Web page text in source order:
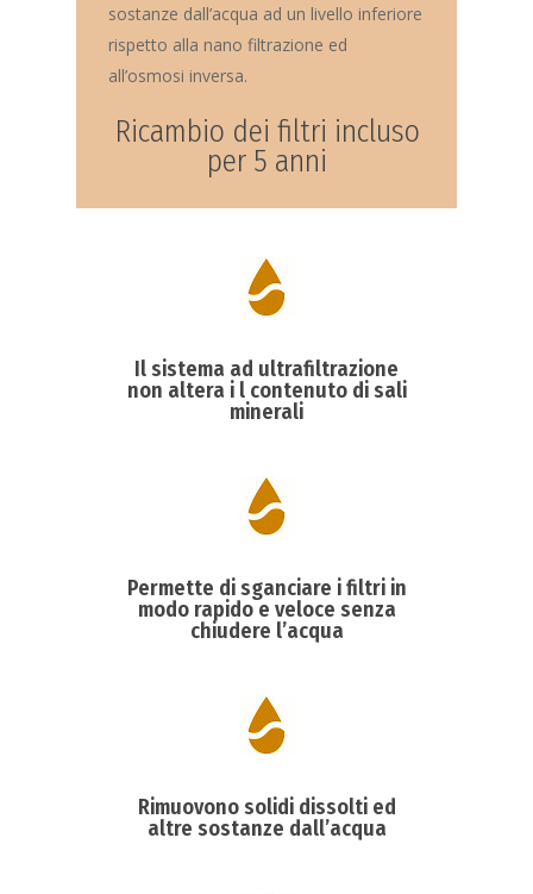
sostanze dall’acqua ad un livello inferiore
rispetto alla nano filtrazione ed
all’osmosi inversa.
Ricambio dei filtri incluso
per 5 anni
Il sistema ad ultrafiltrazione
non altera i l contenuto di sali
minerali
Permette di sganciare i filtri in
modo rapido e veloce senza
chiudere l’acqua
Rimuovono solidi dissolti ed
altre sostanze dall’acqua
Richiedi Maggiori
informazioni